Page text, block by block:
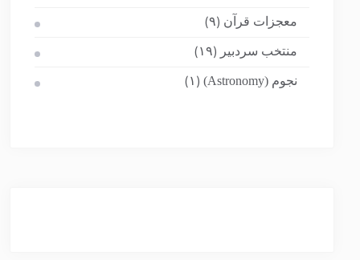
معجزات قرآن (۹)
منتخب سردبیر (۱۹)
نجوم (Astronomy) (۱)